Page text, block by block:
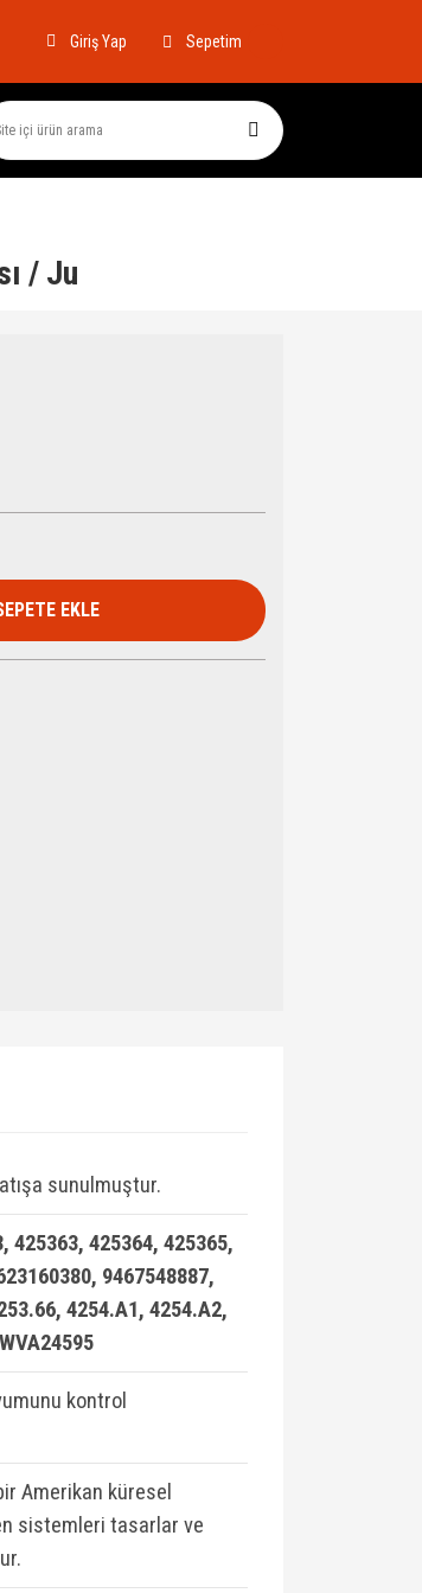
Giriş Yap Sepetim
/ Ju
EKLE
sunulmuştur.
425363, 425364, 425365,
9467548887,
4254.A1, 4254.A2,
kontrol
Amerikan küresel
sistemleri tasarlar ve